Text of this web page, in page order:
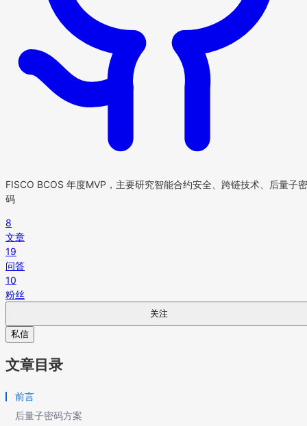
FISCO BCOS 年度MVP，主要研究智能合约安全、跨链技术、后量子密
码
8
文章
19
问答
10
粉丝
关注
私信
文章目录
前言
后量子密码方案